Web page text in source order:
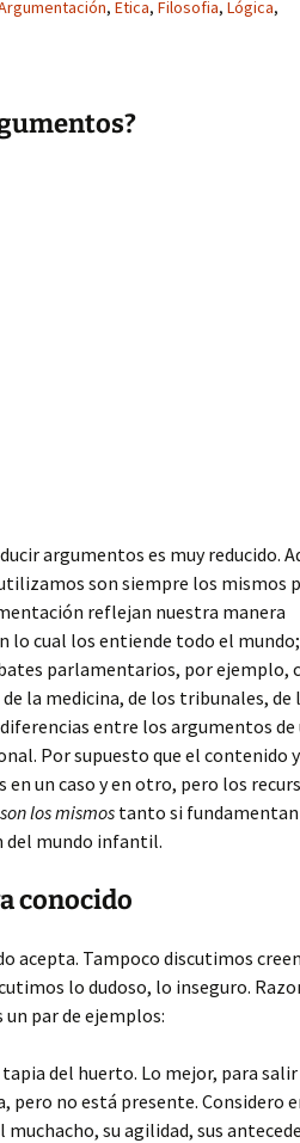
, Etica, Filosofia, Lógica,
argumentos es muy reducido.
son siempre los mismos
reflejan nuestra manera
lo cual los entiende todo el mundo;
parlamentarios, por ejemplo,
la medicina, de los tribunales, de
entre los argumentos de
Por supuesto que el contenido
un caso y en otro, pero los
los mismos tanto si fundamentan
del mundo infantil.
conocido
acepta. Tampoco discutimos
lo dudoso, lo inseguro.
par de ejemplos:
del huerto. Lo mejor, para salir
pero no está presente. Considero
muchacho, su agilidad, sus